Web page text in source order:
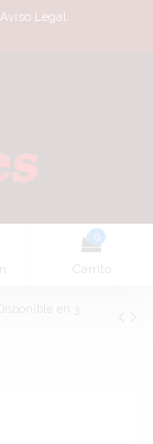
Aviso Legal
Carrito